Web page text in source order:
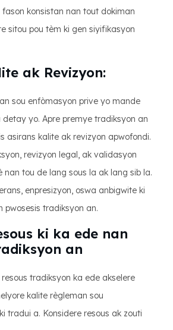
konsistan nan tout dokiman
sitou pou tèm ki gen siyifikasyon
ak Revizyon:
sou enfòmasyon prive yo mande
detay yo. Apre premye tradiksyon an
asirans kalite ak revizyon apwofondi.
revizyon legal, ak validasyon
nan tou de lang sous la ak lang sib la.
enpresizyon, oswa anbigwite ki
tradiksyon an.
ki ka ede nan
an
tradiksyon ka ede akselere
kalite règleman sou
tradui a. Konsidere resous ak zouti